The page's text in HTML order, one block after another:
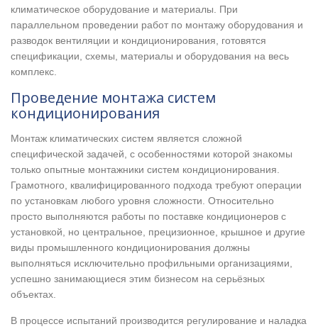
климатическое оборудование и материалы. При
параллельном проведении работ по монтажу оборудования и
разводок вентиляции и кондиционирования, готовятся
спецификации, схемы, материалы и оборудования на весь
комплекс.
Проведение монтажа систем
кондиционирования
Монтаж климатических систем является сложной
специфической задачей, с особенностями которой знакомы
только опытные монтажники систем кондиционирования.
Грамотного, квалифицированного подхода требуют операции
по установкам любого уровня сложности. Относительно
просто выполняются работы по поставке кондиционеров с
установкой, но центральное, прецизионное, крышное и другие
виды промышленного кондиционирования должны
выполняться исключительно профильными организациями,
успешно занимающиеся этим бизнесом на серьёзных
объектах.
В процессе испытаний производится регулирование и наладка